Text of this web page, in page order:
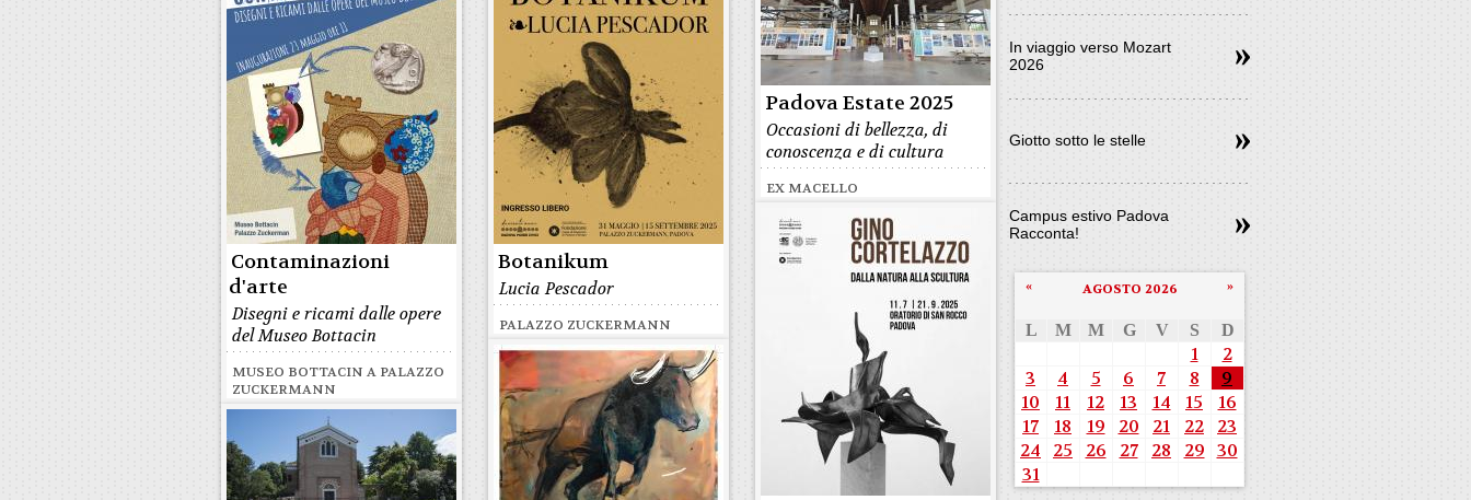
Contaminazioni
d'arte
Disegni e ricami dalle opere
del Museo Bottacin
MUSEO BOTTACIN A PALAZZO
ZUCKERMANN
Botanikum
Lucia Pescador
PALAZZO ZUCKERMANN
Padova Estate 2025
Occasioni di bellezza, di
conoscenza e di cultura
EX MACELLO
In viaggio verso Mozart
2026
Giotto sotto le stelle
Campus estivo Padova
Racconta!
AGOSTO 2026
« »
L M M G V S D
1
2
3
4 5 6 7 8
9
10
11 12 13 14 15
16
17
18 19 20 21 22
23
24
25 26 27 28 29 30
31